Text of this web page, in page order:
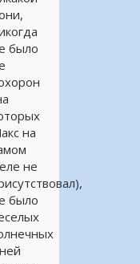
было
на
не
было